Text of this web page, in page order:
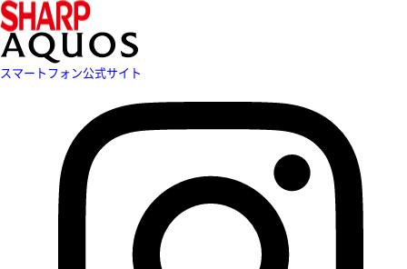
スマートフォン公式サイト